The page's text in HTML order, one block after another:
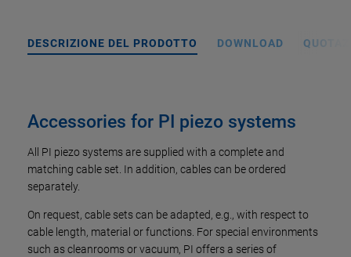
DESCRIZIONE DEL PRODOTTO DOWNLOAD
Accessories for PI piezo systems
All PI piezo systems are supplied with a complete and
matching cable set. In addition, cables can be ordered
separately.
On request, cable sets can be adapted, e.g., with respect to
cable length, material or functions. For special environments
such as cleanrooms or vacuum, PI offers a series of